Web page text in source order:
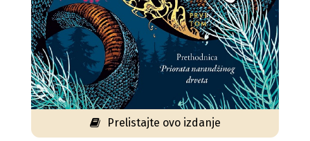
Prelistajte ovo izdanje